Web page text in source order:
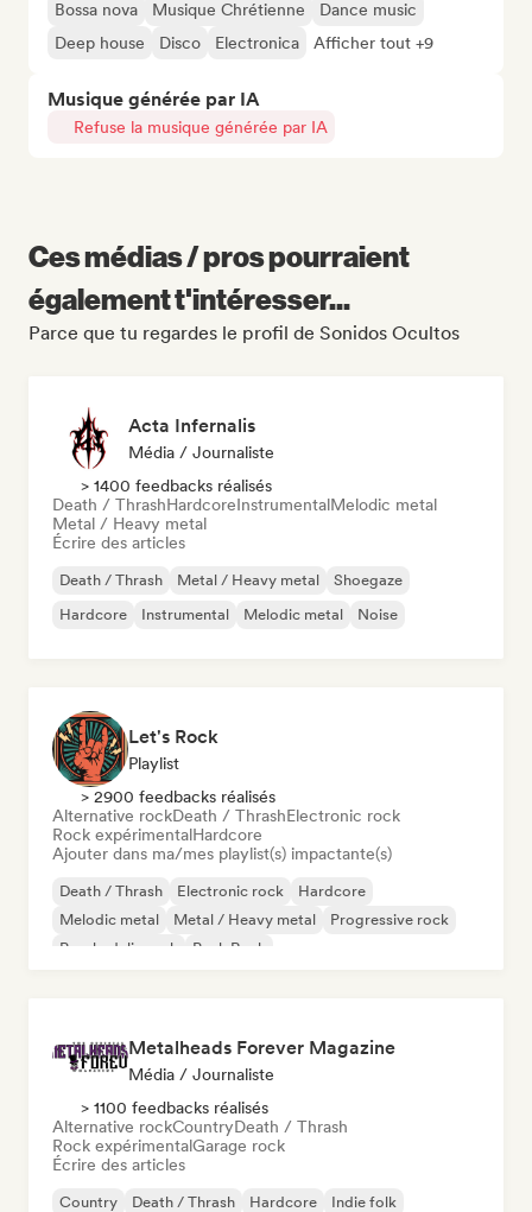
Bossa nova Musique Chrétienne
Dance music
Deep house
Disco Electronica Afficher tout +9
Musique générée par IA
Refuse la musique générée par IA
Ces médias / pros pourraient
également t'intéresser...
Parce que tu regardes le profil de Sonidos Ocultos
Acta Infernalis
Média / Journaliste
> 1400 feedbacks réalisés
Death / ThrashHardcoreInstrumentalMelodic metal
Metal / Heavy metal
Écrire des articles
Death / Thrash Metal / Heavy metal
Shoegaze
Hardcore
Instrumental Melodic metal Noise
Let's Rock
Playlist
> 2900 feedbacks réalisés
Alternative rockDeath / ThrashElectronic rock
Rock expérimentalHardcore
Ajouter dans ma/mes playlist(s) impactante(s)
Death / Thrash Electronic rock
Hardcore
Melodic metal
Metal / Heavy metal
Progressive rock
Psychedelic rock
Punk Rock
Metalheads Forever Magazine
Média / Journaliste
> 1100 feedbacks réalisés
Alternative rockCountryDeath / Thrash
Rock expérimentalGarage rock
Écrire des articles
Country Death / Thrash Hardcore
Indie folk